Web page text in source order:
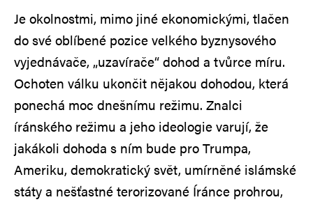
Je okolnostmi, mimo jiné ekonomickými, tlačen
do své oblíbené pozice velkého byznysového
vyjednávače, „uzavírače“ dohod a tvůrce míru.
Ochoten válku ukončit nějakou dohodou, která
ponechá moc dnešnímu režimu. Znalci
íránského režimu a jeho ideologie varují, že
jakákoli dohoda s ním bude pro Trumpa,
Ameriku, demokratický svět, umírněné islámské
státy a nešťastné terorizované Íránce prohrou,